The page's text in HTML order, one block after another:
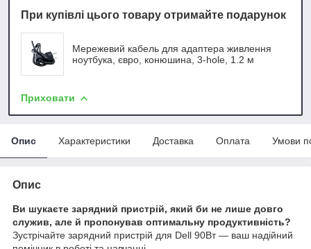
При купівлі цього товару отримайте подарунок
Мережевий кабель для адаптера живлення
ноутбука, євро, конюшина, 3-hole, 1.2 м
Приховати
Опис Характеристики Доставка Оплата Умови
Опис
Ви шукаєте зарядний пристрій, який би не лише довго
служив, але й пропонував оптимальну продуктивність?
Зустрічайте зарядний пристрій для Dell 90Вт — ваш надійний